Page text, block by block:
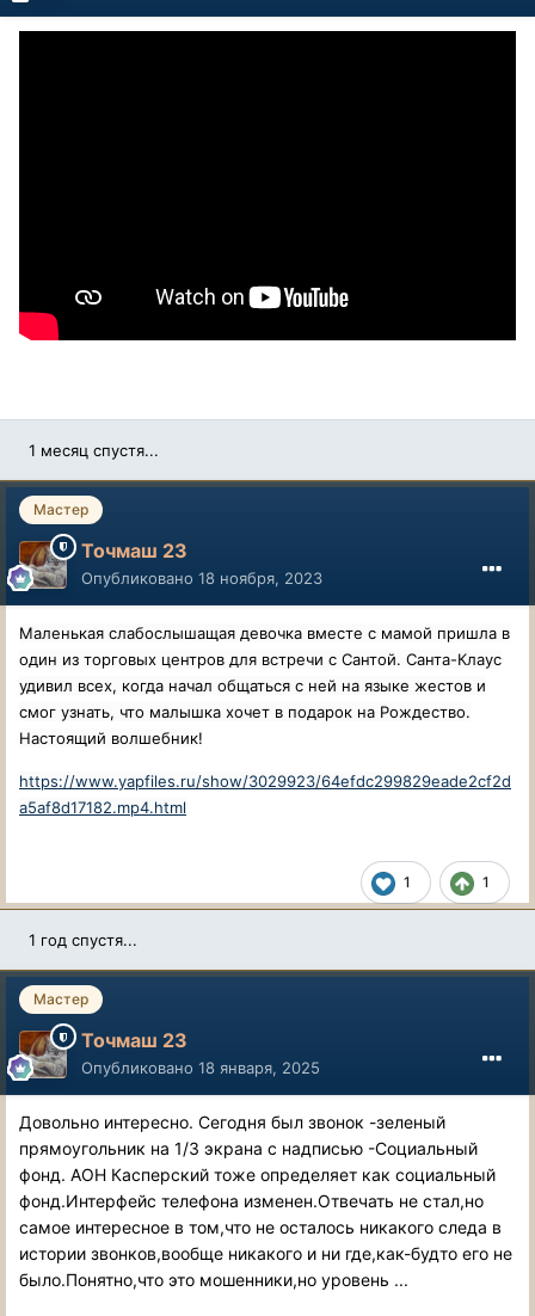
1 месяц спустя...
Мастер
Точмаш 23
Опубликовано 18 ноября, 2023
Маленькая слабослышащая девочка вместе с мамой пришла в
один из торговых центров для встречи с Сантой. Санта-Клаус
удивил всех, когда начал общаться с ней на языке жестов и
смог узнать, что малышка хочет в подарок на Рождество.
Настоящий волшебник!
https://www.yapfiles.ru/show/3029923/64efdc299829eade2cf2d
a5af8d17182.mp4.html
1 1
1 год спустя...
Мастер
Точмаш 23
Опубликовано 18 января, 2025
Довольно интересно. Сегодня был звонок -зеленый
прямоугольник на 1/3 экрана с надписью -Социальный
фонд. АОН Касперский тоже определяет как социальный
фонд.Интерфейс телефона изменен.Отвечать не стал,но
самое интересное в том,что не осталось никакого следа в
истории звонков,вообще никакого и ни где,как-будто его не
было.Понятно,что это мошенники,но уровень ...